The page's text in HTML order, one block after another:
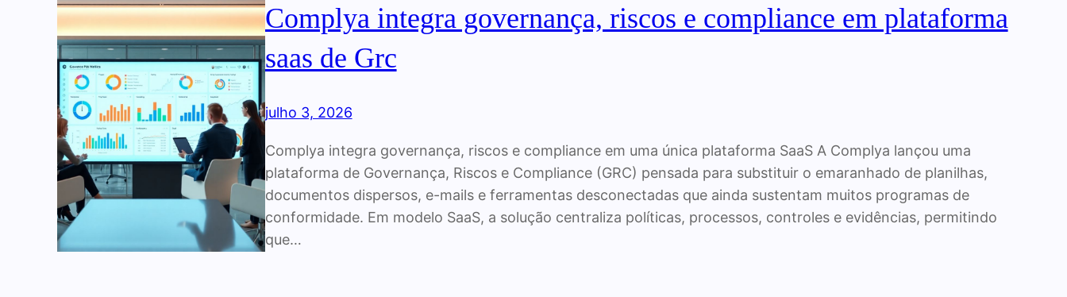
Complya integra governança, riscos e compliance em plataforma
saas de Grc
julho 3, 2026
Complya integra governança, riscos e compliance em uma única plataforma SaaS A Complya lançou uma
plataforma de Governança, Riscos e Compliance (GRC) pensada para substituir o emaranhado de planilhas,
documentos dispersos, e-mails e ferramentas desconectadas que ainda sustentam muitos programas de
conformidade. Em modelo SaaS, a solução centraliza políticas, processos, controles e evidências, permitindo
que…